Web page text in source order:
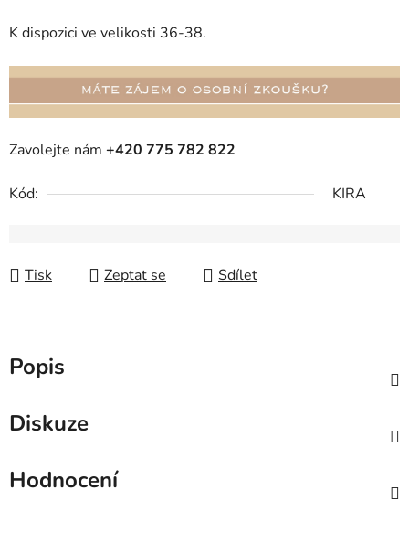
K dispozici ve velikosti 36-38.
Zavolejte nám +420 775 782 822
Kód: KIRA
Tisk Zeptat se Sdílet
Popis
Diskuze
Hodnocení